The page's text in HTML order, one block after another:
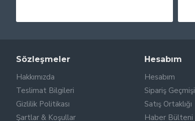
Sözleşmeler
Hakkımızda
Teslimat Bilgileri
Gizlilik Politikası
Şartlar & Koşullar
Hesabım
Hesabım
Sipariş Geçmişi
Satış Ortaklığı
Haber Bülteni